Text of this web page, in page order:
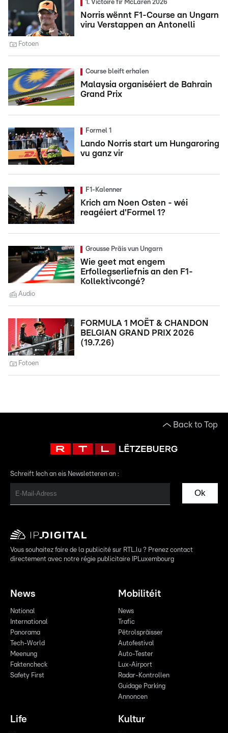
1. Victoire fir McLaren 2026
Norris wënnt F1-Course an Ungarn
viru Verstappen an Antonelli
Fotoen
Course bleift erhalen
Malaysia organiséiert de Bahrain
Grand Prix
Formel 1
Lando Norris start um Hungaroring
vu ganz vir
F1-Kalenner
Krich am Noen Osten - wéi
reagéiert d'Formel 1?
Grousse Präis vun Ungarn
Wie geet mat engem
Erfollegserliefnis an den F1-
Kollektivcongé?
Audio
FORMULA 1 MOËT & CHANDON
BELGIAN GRAND PRIX 2026
(19.7.26)
Fotoen
Back to Top
Schreift Iech an eis Newsletteren an :
Ok
Vous souhaitez faire de la publicité sur RTL.lu ? Prenez contact
directement avec notre régie publicitaire IPLuxembourg
News
National
International
Panorama
Tech-World
Meenung
Faktencheck
Safety First
Mobilitéit
News
Trafic
Pëtrolspräisser
Autofestival
Auto-Tester
Lux-Airport
Radar-Kontrollen
Guidage Parking
Annoncen
Life Kultur